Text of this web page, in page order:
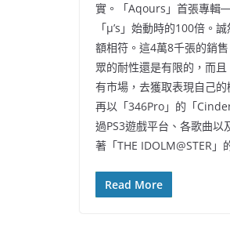
實。「Aqours」首張專輯
「μ’s」始動時的100倍。
額相符。這4萬8千張的銷
眾的耐性還是有限的，而
有市場，去獲取表現自己
再以「346Pro」的「
過PS3遊戲平台、各歌曲
著「THE IDOLM@STER
Read More